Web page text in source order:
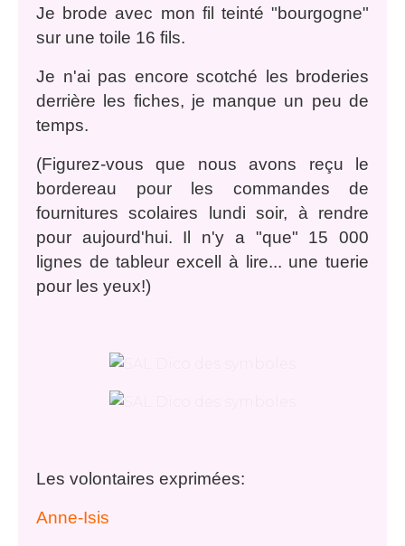
Je brode avec mon fil teinté "bourgogne"
sur une toile 16 fils.
Je n'ai pas encore scotché les broderies
derrière les fiches, je manque un peu de
temps.
(Figurez-vous que nous avons reçu le
bordereau pour les commandes de
fournitures scolaires lundi soir, à rendre
pour aujourd'hui. Il n'y a "que" 15 000
lignes de tableur excell à lire... une tuerie
pour les yeux!)
Les volontaires exprimées:
Anne-Isis